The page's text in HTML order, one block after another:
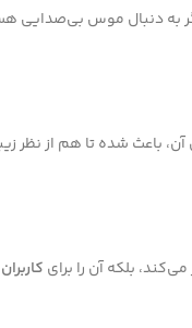
دنبال موس بی‌صدایی
شده تا هم از نظر
بلکه آن را برای